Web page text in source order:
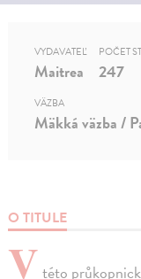
O TITULE
Vtéto
VYDAVATEĽ
Maitrea
POČET
247
VÄZBA
Mäkká väzba /